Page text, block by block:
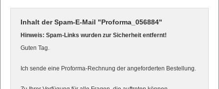
Inhalt der Spam-E-Mail "Proforma_056884"
Hinweis: Spam-Links wurden zur Sicherheit entfernt!
Guten Tag.
Ich sende eine Proforma-Rechnung der angeforderten Bestellung.